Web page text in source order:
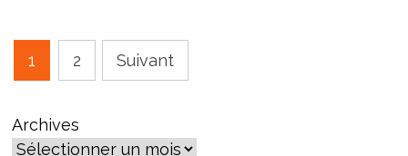
TERREAUX
POUR
LA
JOURNÉE
DROITS
DE
FEMMES
Pagination
des
publications
1 2 Suivant
Archives